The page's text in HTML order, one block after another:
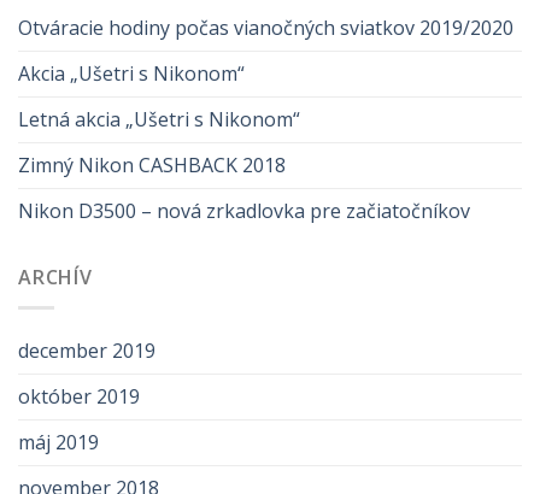
Otváracie hodiny počas vianočných sviatkov 2019/2020
Akcia „Ušetri s Nikonom“
Letná akcia „Ušetri s Nikonom“
Zimný Nikon CASHBACK 2018
Nikon D3500 – nová zrkadlovka pre začiatočníkov
ARCHÍV
december 2019
október 2019
máj 2019
november 2018